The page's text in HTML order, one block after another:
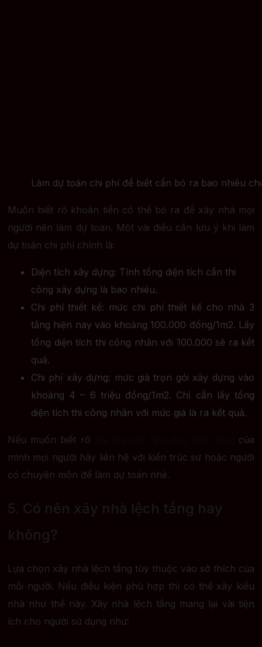
Làm dự toán chi phí để biết cần bỏ ra bao nhiêu
Muốn biết rõ khoản tiền có thể bỏ ra để xây nhà mọi
người nên làm dự toán. Một vài điều cần lưu ý khi làm
dự toán chi phí chính là:
Diện tích xây dựng: Tính tổng diện tích cần thi
công xây dựng là bao nhiêu.
Chi phí thiết kế: mức chi phí thiết kế cho nhà 3
tầng hiện nay vào khoảng 100.000 đồng/1m2. Lấy
tổng diện tích thi công nhân với 100.000 sẽ ra kết
quả.
Chi phí xây dựng: mức giá trọn gói xây dựng vào
khoảng 4 – 6 triệu đồng/1m2. Chỉ cần lấy tổng
diện tích thi công nhân với mức giá là ra kết quả.
Nếu muốn biết rõ
của
mình mọi người hãy liên hệ với kiến trúc sư hoặc người
có chuyên môn để làm dự toán nhé.
5. Có nên xây nhà lệch tầng hay
không?
Lựa chọn xây nhà lệch tầng tùy thuộc vào sở thích của
mỗi người. Nếu điều kiện phù hợp thì có thể xây kiểu
nhà như thế này. Xây nhà lệch tầng mang lại vài tiện
ích cho người sử dụng như: